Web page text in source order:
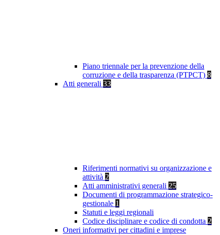
Piano triennale per la prevenzione della
corruzione e della trasparenza (PTPCT) 8
Atti generali 33
Riferimenti normativi su organizzazione e
attività 2
Atti amministrativi generali 25
Documenti di programmazione strategico-
gestionale 1
Statuti e leggi regionali
Codice disciplinare e codice di condotta 2
Oneri informativi per cittadini e imprese